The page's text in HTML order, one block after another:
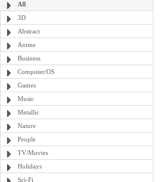
All
3D
Abstract
Anime
Business
Computer/OS
Games
Music
Metallic
Nature
People
TV/Movies
Holidays
Sci-Fi